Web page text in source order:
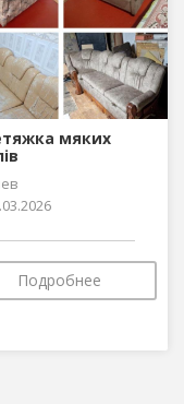
мяких
Подробнее